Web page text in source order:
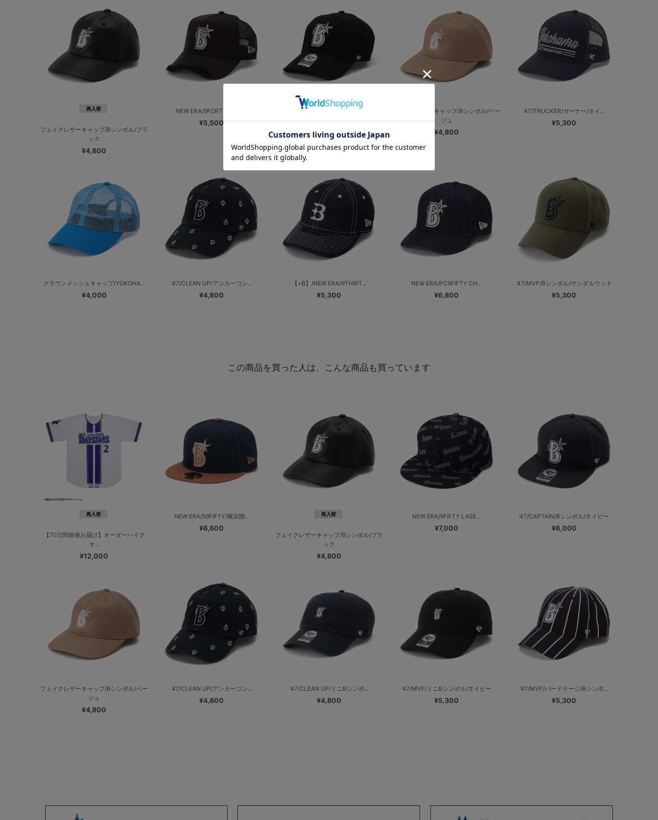
再入荷
フェイクレザーキャップ/Bシンボル/ブラ
ック
¥4,800
NEW ERA/9FORTY AFTR...
¥5,500
’47/CLEAN UP/Bシンボル/...
¥5,000
フェイクレザーキャップ/Bシンボル/ベー
ジュ
¥4,800
’47/TRUCKER/ガーナー/ネイ...
¥5,300
クラウンメッシュキャップ/YOKOHA...
¥4,000
’47/CLEAN UP/アンカーコン...
¥4,800
【+B】/NEW ERA/9THIRT...
¥5,300
NEW ERA/PC9FIFTY CH...
¥6,800
’47/MVP/Bシンボル/サンダルウッド
¥5,300
この商品を買った人は、こんな商品も買っています
再入荷
【70日間前後お届け】オーダーハイク
オ...
¥12,000
NEW ERA/59FIFTY/横浜開...
¥6,600
再入荷
フェイクレザーキャップ/Bシンボル/ブラ
ック
¥4,800
NEW ERA/9FIFTY LASE...
¥7,000
’47/CAPTAIN/Bシンボル/ネイビー
¥6,000
フェイクレザーキャップ/Bシンボル/ベー
ジュ
¥4,800
’47/CLEAN UP/アンカーコン...
¥4,800
’47/CLEAN UP/ミニBシンボ...
¥4,800
’47/MVP/ミニBシンボル/ネイビー
¥5,300
’47/MVP/バードケージ/Bシンボ...
¥5,300